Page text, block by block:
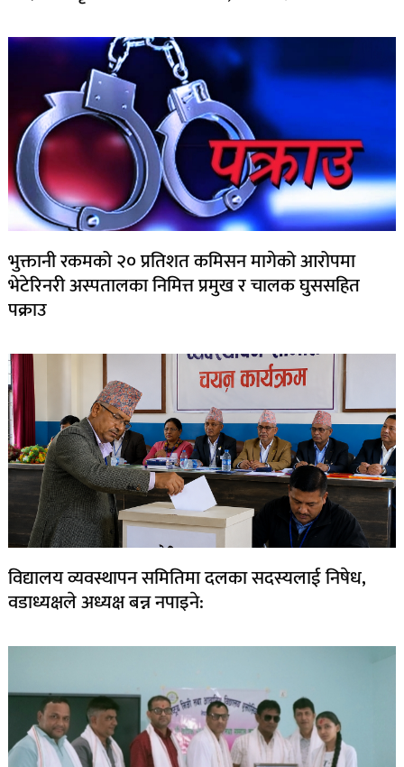
भुक्तानी रकमको २० प्रतिशत कमिसन मागेको आरोपमा
भेटेरिनरी अस्पतालका निमित्त प्रमुख र चालक घुससहित
पक्राउ
विद्यालय व्यवस्थापन समितिमा दलका सदस्यलाई निषेध,
वडाध्यक्षले अध्यक्ष बन्न नपाइने: